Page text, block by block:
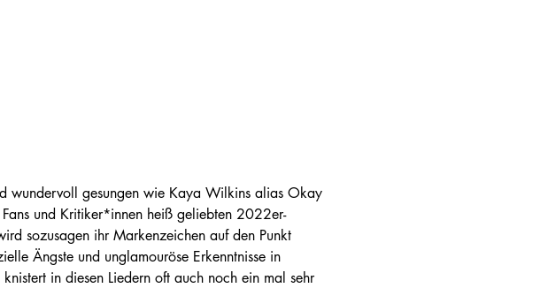
wundervoll gesungen wie Kaya Wilkins alias Okay
und Kritiker*innen heiß geliebten 2022er-
sozusagen ihr Markenzeichen auf den Punkt
Ängste und unglamouröse Erkenntnisse in
in diesen Liedern oft auch noch ein mal sehr